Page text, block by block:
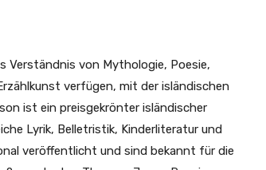
Verständnis von Mythologie, Poesie,
verfügen, mit der isländischen
ist ein preisgekrönter isländischer
Lyrik, Belletristik, Kinderliteratur und
veröffentlicht und sind bekannt für die